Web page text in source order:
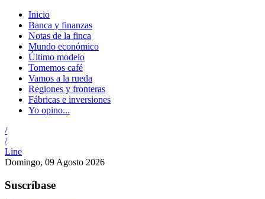
Inicio
Banca y finanzas
Notas de la finca
Mundo económico
Último modelo
Tomemos café
Vamos a la rueda
Regiones y fronteras
Fábricas e inversiones
Yo opino...
/
/
Line
Domingo, 09 Agosto 2026
Suscríbase